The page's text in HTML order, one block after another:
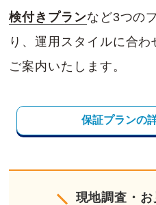
検付きプランなど3つの
り、運用スタイルに合
ご案内いたします。
保証プランの
現地調査・お